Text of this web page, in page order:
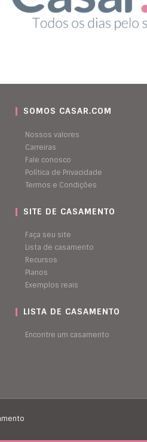
SOMOS CASAR.COM
Nossos valores
Carreiras
Fale conosco
Política de Privacidade
Termos e Condições
SITE DE CASAMENTO
Faça seu site
Lista de casamento
Recursos
Planos
Exemplos reais
LISTA DE CASAMENTO
Encontre um casamento